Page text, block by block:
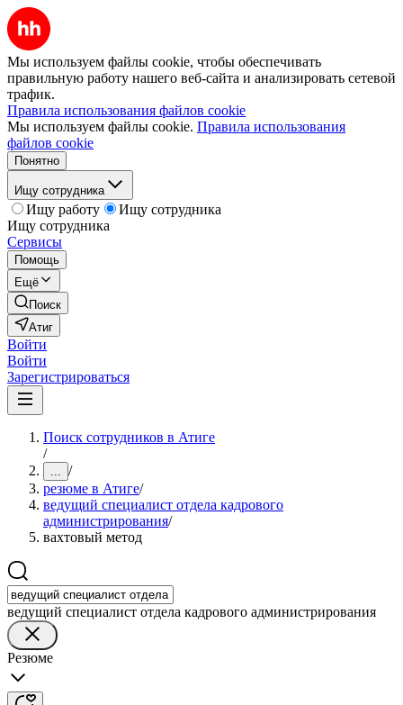
Мы используем файлы cookie, чтобы обеспечивать
правильную работу нашего веб-сайта и анализировать сетевой
трафик.
Правила использования файлов cookie
Мы используем файлы cookie. Правила использования
файлов cookie
Понятно
Ищу сотрудника
Ищу работу
Ищу сотрудника
Ищу сотрудника
Сервисы
Помощь
Ещё
Поиск
Атиг
Войти
Войти
Зарегистрироваться
Поиск сотрудников в Атиге
/
... /
резюме в Атиге/
ведущий специалист отдела кадрового
администрирования/
вахтовый метод
ведущий специалист отдела кадрового администрирования
Резюме